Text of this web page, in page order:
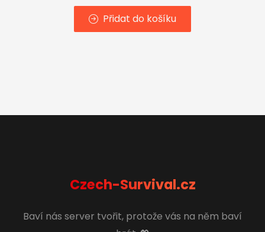
Přidat do košíku
Czech-Survival.cz
Baví nás server tvořit, protože vás na něm baví